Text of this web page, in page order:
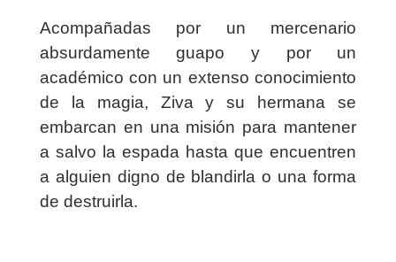
Acompañadas por un mercenario
absurdamente guapo y por un
académico con un extenso conocimiento
de la magia, Ziva y su hermana se
embarcan en una misión para mantener
a salvo la espada hasta que encuentren
a alguien digno de blandirla o una forma
de destruirla.